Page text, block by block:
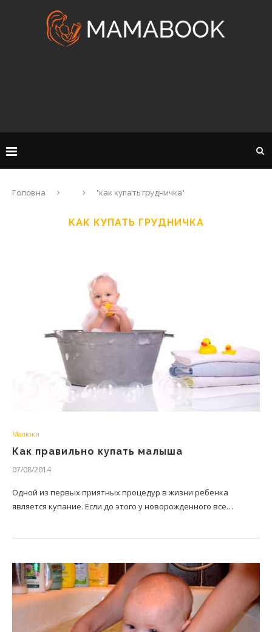
Головна "как купать грудничка"
КАК КУПАТЬ ГРУДНИЧКА
Малюки
Как правильно купать малыша
07/08/2014
Одной из первых приятных процедур в жизни ребенка
является купание. Если до этого у новорожденного все…